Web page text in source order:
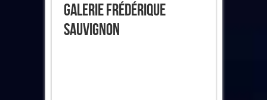
Galerie Frédérique
Sauvignon